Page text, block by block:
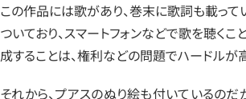
この作品には歌があり、巻末に歌詞も載って
ついており、スマートフォンなどで歌を聴く
成することは、権利などの問題でハードルが
それから、プアスのぬり絵も付いているの